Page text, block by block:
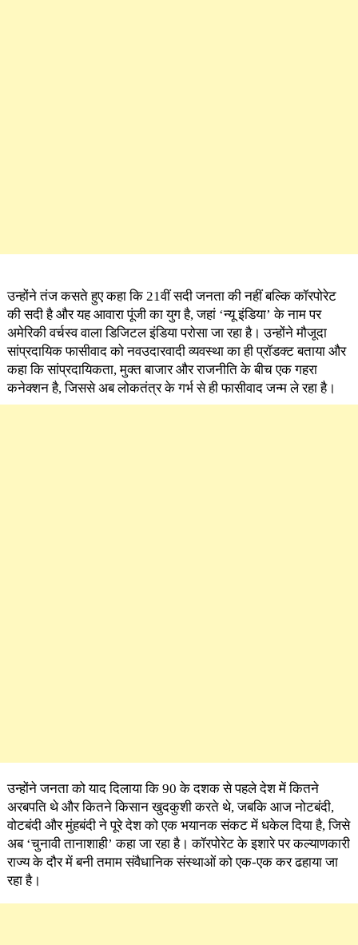
उन्होंने तंज कसते हुए कहा कि 21वीं सदी जनता की नहीं बल्कि कॉरपोरेट
की सदी है और यह आवारा पूंजी का युग है, जहां ‘न्यू इंडिया’ के नाम पर
अमेरिकी वर्चस्व वाला डिजिटल इंडिया परोसा जा रहा है। उन्होंने मौजूदा
सांप्रदायिक फासीवाद को नवउदारवादी व्यवस्था का ही प्रॉडक्ट बताया और
कहा कि सांप्रदायिकता, मुक्त बाजार और राजनीति के बीच एक गहरा
कनेक्शन है, जिससे अब लोकतंत्र के गर्भ से ही फासीवाद जन्म ले रहा है।
उन्होंने जनता को याद दिलाया कि 90 के दशक से पहले देश में कितने
अरबपति थे और कितने किसान खुदकुशी करते थे, जबकि आज नोटबंदी,
वोटबंदी और मुंहबंदी ने पूरे देश को एक भयानक संकट में धकेल दिया है, जिसे
अब ‘चुनावी तानाशाही’ कहा जा रहा है। कॉरपोरेट के इशारे पर कल्याणकारी
राज्य के दौर में बनी तमाम संवैधानिक संस्थाओं को एक-एक कर ढहाया जा
रहा है।